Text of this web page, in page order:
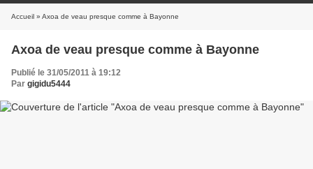
Accueil » Axoa de veau presque comme à Bayonne
Axoa de veau presque comme à Bayonne
Publié le 31/05/2011 à 19:12
Par gigidu5444